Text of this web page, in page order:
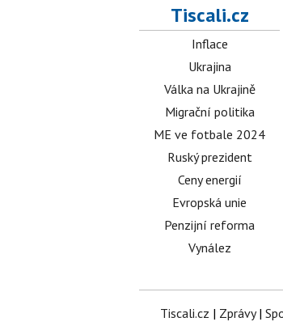
Tiscali.cz
Inflace
Ukrajina
Válka na Ukrajině
Migrační politika
ME ve fotbale 2024
Ruský prezident
Ceny energií
Evropská unie
Penzijní reforma
Vynález
Tiscali.cz | Zprávy|